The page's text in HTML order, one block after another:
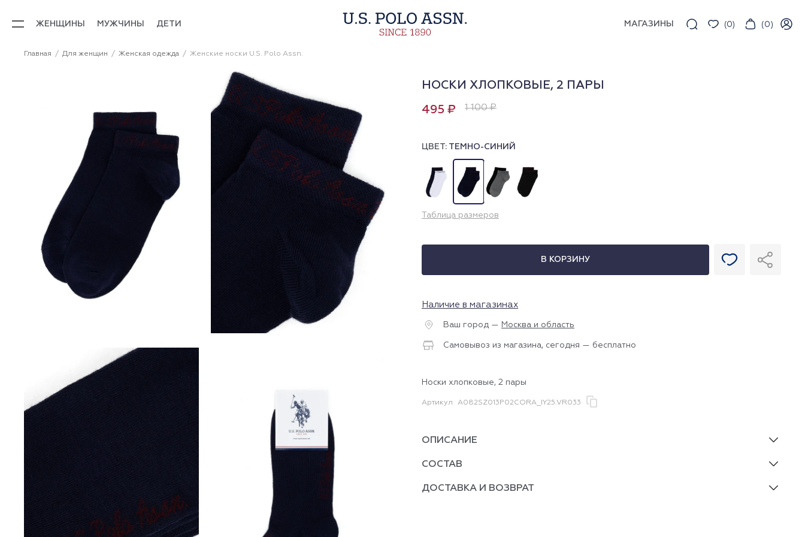
ЖЕНЩИНЫ МУЖЧИНЫ ДЕТИ МАГАЗИНЫ (0) (0)
Главная Для женщин Женская одежда Женские носки U.S. Polo Assn.
НОСКИ ХЛОПКОВЫЕ, 2 ПАРЫ
495 ₽ 1 100 ₽
ЦВЕТ: ТЕМНО-СИНИЙ
Таблица размеров
В КОРЗИНУ
Наличие в магазинах
Ваш город — Москва и область
Самовывоз из магазина, сегодня — бесплатно
Носки хлопковые, 2 пары
Артикул A082SZ013P02CORA_IY25.VR033
ОПИСАНИЕ
СОСТАВ
ДОСТАВКА И ВОЗВРАТ